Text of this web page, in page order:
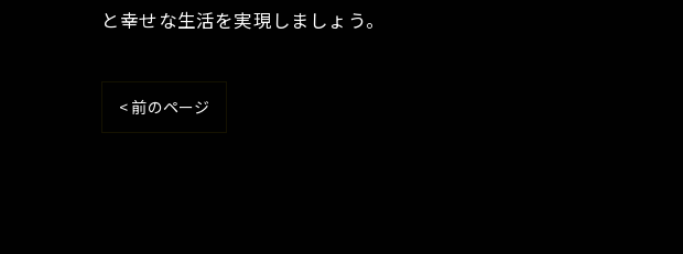
と幸せな生活を実現しましょう。
< 前のページ